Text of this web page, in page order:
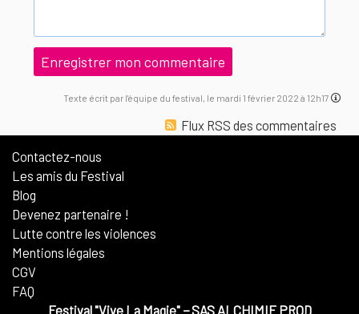
Texte écrit par l'équipe du festival, le mardi 1 février 2022 à 12h17
Flux RSS des commentaires
Contactez-nous
Les amis du Festival
Blog
Devenez partenaire !
Lutte contre les violences
Mentions légales
CGV
FAQ
Festival "Vive La Magie"−SAS ALCHIMIE PROD